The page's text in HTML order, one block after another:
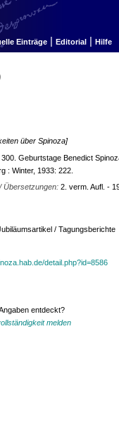
Einträge | Editorial | Hilfe
über Spinoza]
Geburtstage Benedict
: Winter, 1933: 222.
Übersetzungen:2. verm. Aufl. -
/ Tagungsberichte
detail.php?id=8586
entdeckt?
melden